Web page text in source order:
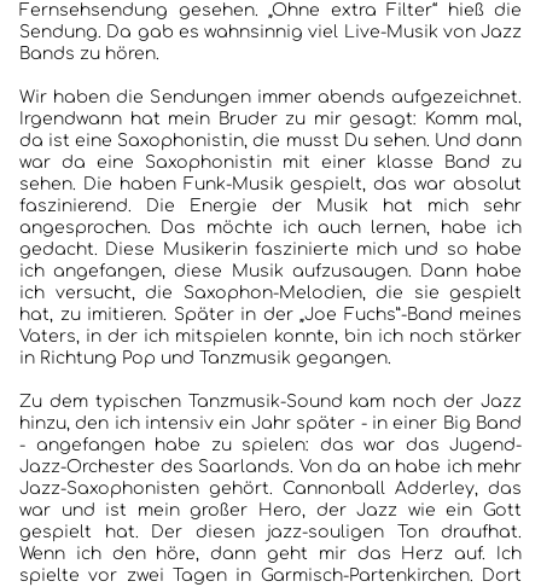
ALBEN
JAZZCLUBS BERLIN
PORTRAITS DER CLUBS
ANKÜNDIGUNGEN KONZERTE/ FESTIVALS
KONTAKT
Fernsehsendung gesehen. „Ohne extra Filter“ hieß die
Sendung. Da gab es wahnsinnig viel Live-Musik von Jazz
Bands zu hören.
Wir haben die Sendungen immer abends aufgezeichnet.
Irgendwann hat mein Bruder zu mir gesagt: Komm mal,
da ist eine Saxophonistin, die musst Du sehen. Und dann
war da eine Saxophonistin mit einer klasse Band zu
sehen. Die haben Funk-Musik gespielt, das war absolut
faszinierend. Die Energie der Musik hat mich sehr
angesprochen. Das möchte ich auch lernen, habe ich
gedacht. Diese Musikerin faszinierte mich und so habe
ich angefangen, diese Musik aufzusaugen. Dann habe
ich versucht, die Saxophon-Melodien, die sie gespielt
hat, zu imitieren. Später in der „Joe Fuchs”-Band meines
Vaters, in der ich mitspielen konnte, bin ich noch stärker
in Richtung Pop und Tanzmusik gegangen.
Zu dem typischen Tanzmusik-Sound kam noch der Jazz
hinzu, den ich intensiv ein Jahr später - in einer Big Band
- angefangen habe zu spielen: das war das Jugend-
Jazz-Orchester des Saarlands. Von da an habe ich mehr
Jazz-Saxophonisten gehört. Cannonball Adderley, das
war und ist mein großer Hero, der Jazz wie ein Gott
gespielt hat. Der diesen jazz-souligen Ton draufhat.
Wenn ich den höre, dann geht mir das Herz auf. Ich
spielte vor zwei Tagen in Garmisch-Partenkirchen. Dort